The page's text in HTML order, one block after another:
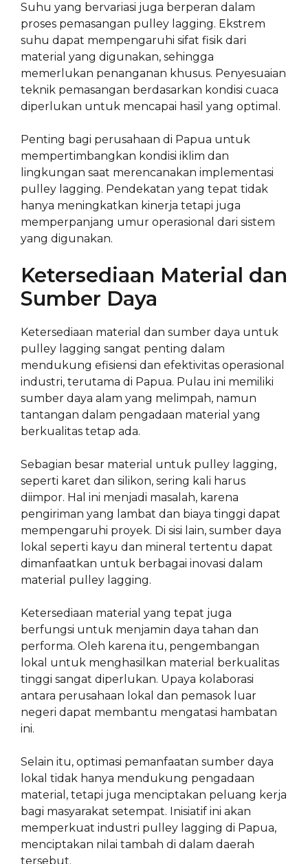
Suhu yang bervariasi juga berperan dalam
proses pemasangan pulley lagging. Ekstrem
suhu dapat mempengaruhi sifat fisik dari
material yang digunakan, sehingga
memerlukan penanganan khusus. Penyesuaian
teknik pemasangan berdasarkan kondisi cuaca
diperlukan untuk mencapai hasil yang optimal.
Penting bagi perusahaan di Papua untuk
mempertimbangkan kondisi iklim dan
lingkungan saat merencanakan implementasi
pulley lagging. Pendekatan yang tepat tidak
hanya meningkatkan kinerja tetapi juga
memperpanjang umur operasional dari sistem
yang digunakan.
Ketersediaan Material dan
Sumber Daya
Ketersediaan material dan sumber daya untuk
pulley lagging sangat penting dalam
mendukung efisiensi dan efektivitas operasional
industri, terutama di Papua. Pulau ini memiliki
sumber daya alam yang melimpah, namun
tantangan dalam pengadaan material yang
berkualitas tetap ada.
Sebagian besar material untuk pulley lagging,
seperti karet dan silikon, sering kali harus
diimpor. Hal ini menjadi masalah, karena
pengiriman yang lambat dan biaya tinggi dapat
mempengaruhi proyek. Di sisi lain, sumber daya
lokal seperti kayu dan mineral tertentu dapat
dimanfaatkan untuk berbagai inovasi dalam
material pulley lagging.
Ketersediaan material yang tepat juga
berfungsi untuk menjamin daya tahan dan
performa. Oleh karena itu, pengembangan
lokal untuk menghasilkan material berkualitas
tinggi sangat diperlukan. Upaya kolaborasi
antara perusahaan lokal dan pemasok luar
negeri dapat membantu mengatasi hambatan
ini.
Selain itu, optimasi pemanfaatan sumber daya
lokal tidak hanya mendukung pengadaan
material, tetapi juga menciptakan peluang kerja
bagi masyarakat setempat. Inisiatif ini akan
memperkuat industri pulley lagging di Papua,
menciptakan nilai tambah di dalam daerah
tersebut.